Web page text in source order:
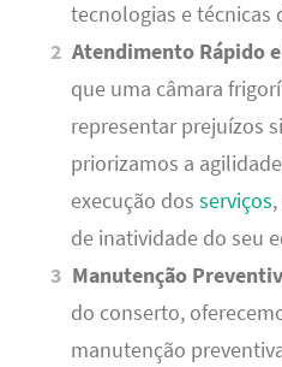
tecnologias e técnicas
Atendimento Rápido
que uma câmara
representar prejuízos
priorizamos a
execução dos serviços
de inatividade do seu
Manutenção
do conserto,
manutenção